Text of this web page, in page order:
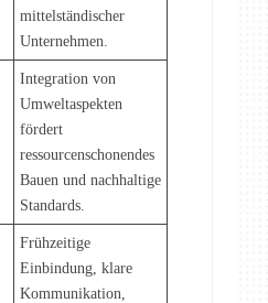
mittelständischer
Unternehmen.
Integration von
Umweltaspekten
fördert
ressourcenschonendes
Bauen und nachhaltige
Standards.
Frühzeitige
Einbindung, klare
Kommunikation,